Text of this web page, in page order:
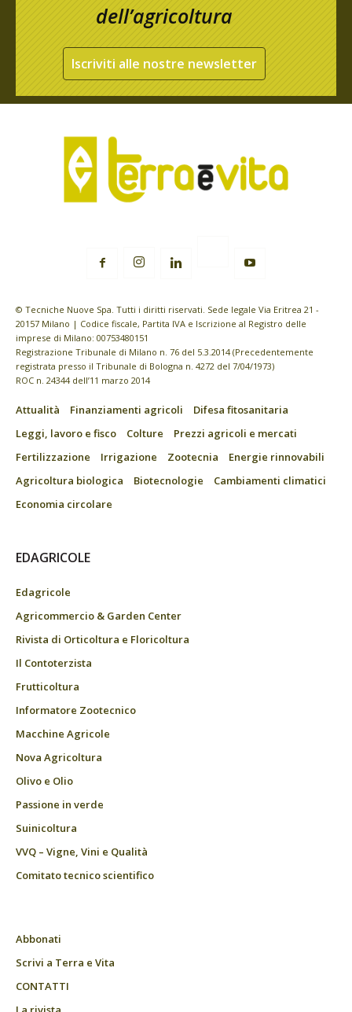
dell’agricoltura
Iscriviti alle nostre newsletter
© Tecniche Nuove Spa. Tutti i diritti riservati. Sede legale Via Eritrea 21 -
20157 Milano | Codice fiscale, Partita IVA e Iscrizione al Registro delle
imprese di Milano: 00753480151
Registrazione Tribunale di Milano n. 76 del 5.3.2014 (Precedentemente
registrata presso il Tribunale di Bologna n. 4272 del 7/04/1973)
ROC n. 24344 dell’11 marzo 2014
Attualità Finanziamenti agricoli
Difesa fitosanitaria
Leggi, lavoro e fisco
Colture
Prezzi agricoli e mercati
Fertilizzazione
Irrigazione Zootecnia
Energie rinnovabili
Agricoltura biologica
Biotecnologie
Cambiamenti climatici
Economia circolare
EDAGRICOLE
Edagricole
Agricommercio & Garden Center
Rivista di Orticoltura e Floricoltura
Il Contoterzista
Frutticoltura
Informatore Zootecnico
Macchine Agricole
Nova Agricoltura
Olivo e Olio
Passione in verde
Suinicoltura
VVQ – Vigne, Vini e Qualità
Comitato tecnico scientifico
Abbonati
Scrivi a Terra e Vita
CONTATTI